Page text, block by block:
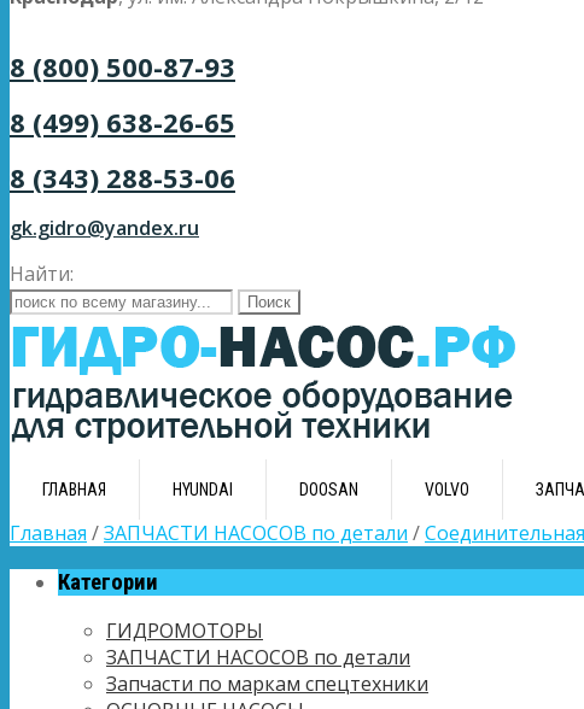
8 (800) 500-87-93
8 (499) 638-26-65
8 (343) 288-53-06
gk.gidro@yandex.ru
Найти:
ГЛАВНАЯ HYUNDAI DOOSAN VOLVO
Главная /ЗАПЧАСТИ НАСОСОВ по детали /
Категории
ГИДРОМОТОРЫ
ЗАПЧАСТИ НАСОСОВ по детали
Запчасти по маркам спецтехники